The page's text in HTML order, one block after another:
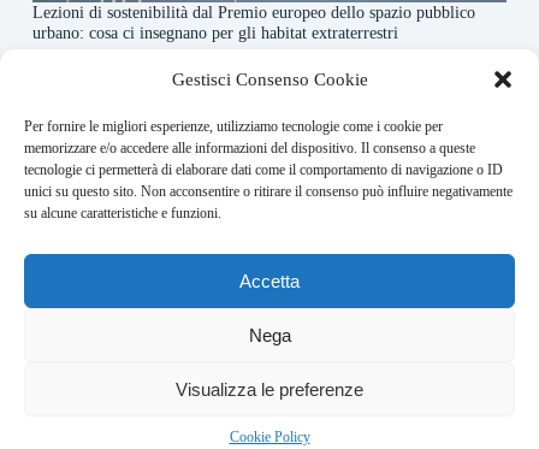
Gestisci Consenso Cookie
Per fornire le migliori esperienze, utilizziamo tecnologie come i cookie per
memorizzare e/o accedere alle informazioni del dispositivo. Il consenso a queste
tecnologie ci permetterà di elaborare dati come il comportamento di navigazione o ID
unici su questo sito. Non acconsentire o ritirare il consenso può influire negativamente
su alcune caratteristiche e funzioni.
Accetta
Nega
Visualizza le preferenze
Cookie Policy
Lezioni di sostenibilità dal Premio europeo dello spazio pubblico
urbano: cosa ci insegnano per gli habitat extraterrestri
About this website
Orbitare ogni giorno trova per te le notizie più rilevanti in
ambito space economy.
Address:
VIA USODIMARE 3 - 37138 - VERONA (VR)
redazione@bullet-network.com
bullet-network.com
Bullet - Dynamic Solutions Srl P.IVA 02954300238 – REA